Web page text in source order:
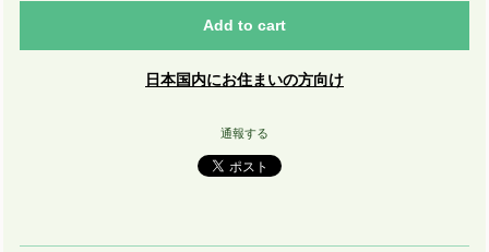
Add to cart
日本国内にお住まいの方向け
通報する